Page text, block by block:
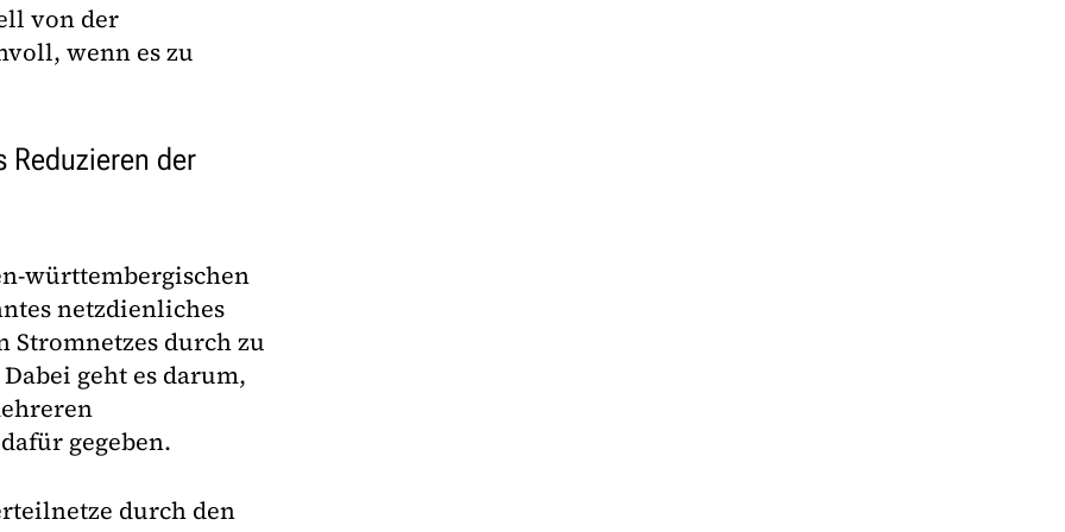
von der
wenn es zu
Reduzieren der
württembergischen
netzdienliches
Stromnetzes durch zu
geht es darum,
gegeben.
durch den